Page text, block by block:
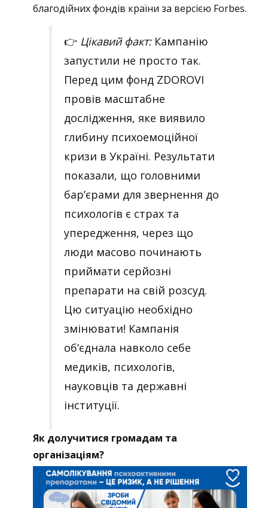
благодійних фондів країни за версією Forbes.
👉 Цікавий факт:Кампанію
запустили не просто так.
Перед цим фонд ZDOROVI
провів масштабне
дослідження, яке виявило
глибину психоемоційної
кризи в Україні. Результати
показали, що головними
бар’єрами для звернення до
психологів є страх та
упередження, через що
люди масово починають
приймати серйозні
препарати на свій розсуд.
Цю ситуацію необхідно
змінювати! Кампанія
об’єднала навколо себе
медиків, психологів,
науковців та державні
інституції.
Як долучитися громадам та
організаціям?